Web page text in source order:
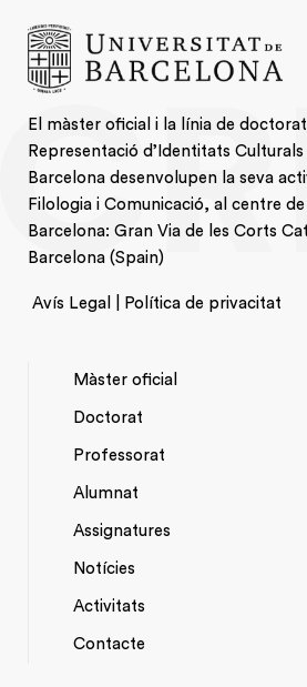
El màster oficial i la línia de
Representació d’Identitats
Barcelona desenvolupen la seva
Filologia i Comunicació, al centre
Barcelona: Gran Via de les Corts
Barcelona (Spain)
Avís Legal | Política de privacitat
PRINCIPAL
Màster oficial
Doctorat
Professorat
Alumnat
Assignatures
MENU
Notícies
Activitats
Contacte